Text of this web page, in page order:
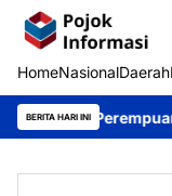
HomeNasionalDaerah
BERITA HARI INI
Bangsa Kalteng